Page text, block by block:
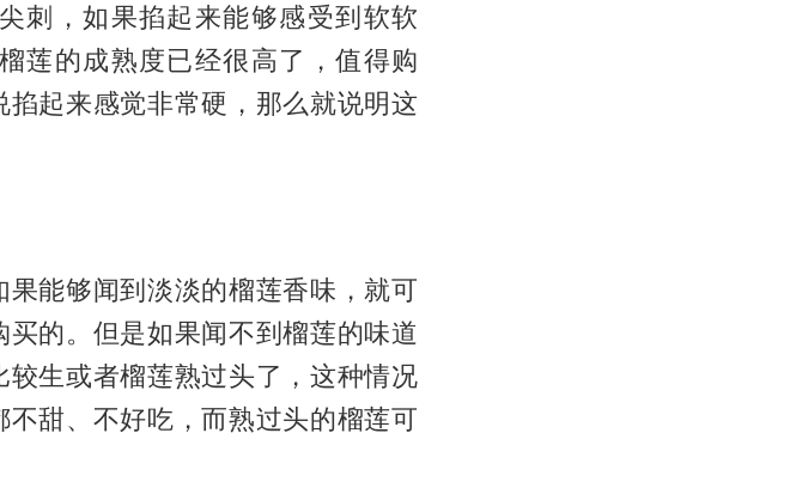
刺，如果掐起来能够感受到软软
莲的成熟度已经很高了，值得购
起来感觉非常硬，那么就说明这
能够闻到淡淡的榴莲香味，就可
的。但是如果闻不到榴莲的味道
生或者榴莲熟过头了，这种情况
甜、不好吃，而熟过头的榴莲可